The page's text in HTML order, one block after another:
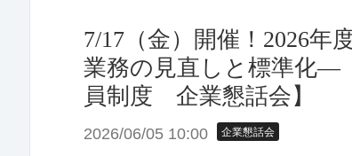
7/17（金）開催！2026年
業務の見直しと標準化―
員制度 企業懇話会】
2026/06/05 10:00 企業懇話会